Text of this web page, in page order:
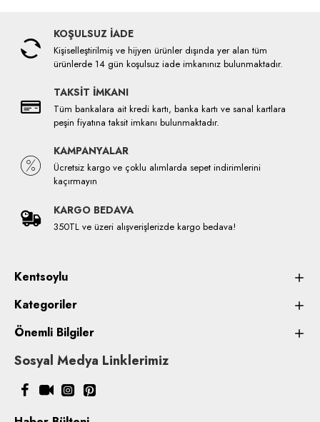
KOŞULSUZ İADE
Kişiselleştirilmiş ve hijyen ürünler dışında yer alan tüm
ürünlerde 14 gün koşulsuz iade imkanınız bulunmaktadır.
TAKSİT İMKANI
Tüm bankalara ait kredi kartı, banka kartı ve sanal kartlara
peşin fiyatına taksit imkanı bulunmaktadır.
KAMPANYALAR
Ücretsiz kargo ve çoklu alımlarda sepet indirimlerini
kaçırmayın
KARGO BEDAVA
350TL ve üzeri alışverişlerizde kargo bedava!
Kentsoylu
Kategoriler
Önemli Bilgiler
Sosyal Medya Linklerimiz